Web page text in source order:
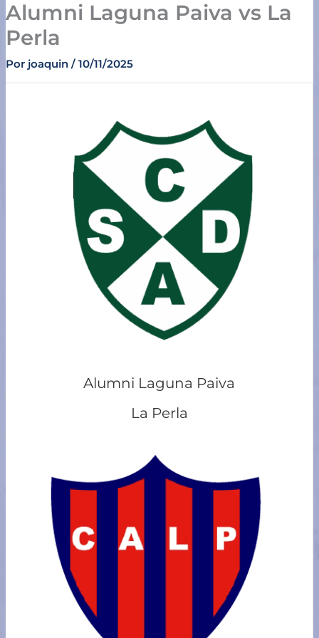
contenido
Alumni Laguna Paiva vs La
Perla
Por joaquin / 10/11/2025
Alumni Laguna Paiva
La Perla